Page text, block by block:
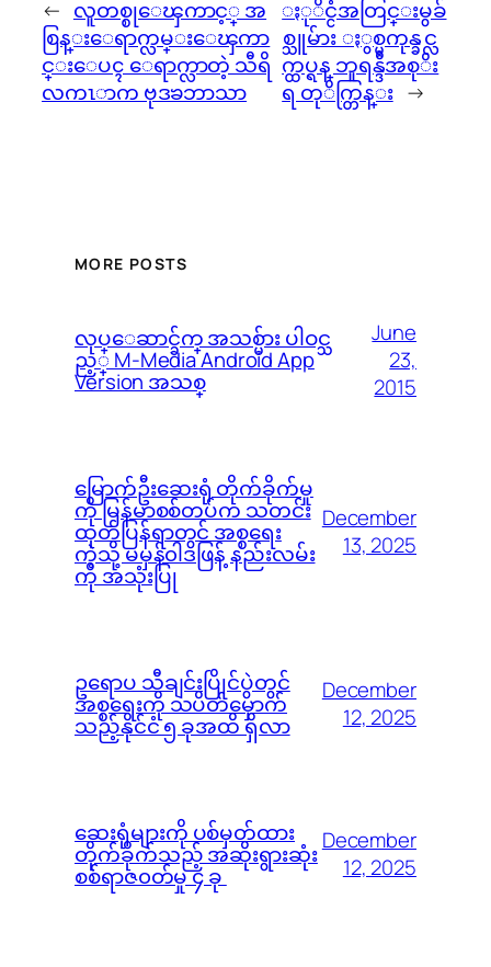
← လူတစ္စုေၾကာင့္ အ
စြန္းေရာက္လမ္းေၾကာ
င္းေပၚ ေရာက္လာတဲ့ သီရိ
လကၤာက ဗုဒၶဘာသာ
ႏုိင္ငံအတြင္းမွခ်
စ္သူမ်ား ႏွစ္မကုန္ခင္လ
က္ထပ္ရန္ ဘူရန္ဒီအစုိး
ရ တုိက္တြန္း →
MORE POSTS
လုပ္ေဆာင္ခ်က္ အသစ္မ်ား ပါဝင္သ
ည့္ M-Media Android App
Version အသစ္
June
23,
2015
မြောက်ဦးဆေးရုံ တိုက်ခိုက်မှု
ကို မြန်မာစစ်တပ်က သတင်း
ထုတ်ပြန်ရာတွင် အစ္စရေး
ကဲ့သို့ မမှန်၀ါဒဖြန့် နည်းလမ်း
ကို အသုံးပြု
December
13, 2025
ဥရောပ သီချင်းပြိုင်ပွဲတွင်
အစ္စရေးကို သပိတ်မှောက်
သည့်နိုင်ငံ ၅ ခုအထိ ရှိလာ
December
12, 2025
ဆေးရုံများကို ပစ်မှတ်ထား
တိုက်ခိုက်သည့် အဆိုးရွားဆုံး
စစ်ရာဇ၀တ်မှု ၄ ခု
December
12, 2025